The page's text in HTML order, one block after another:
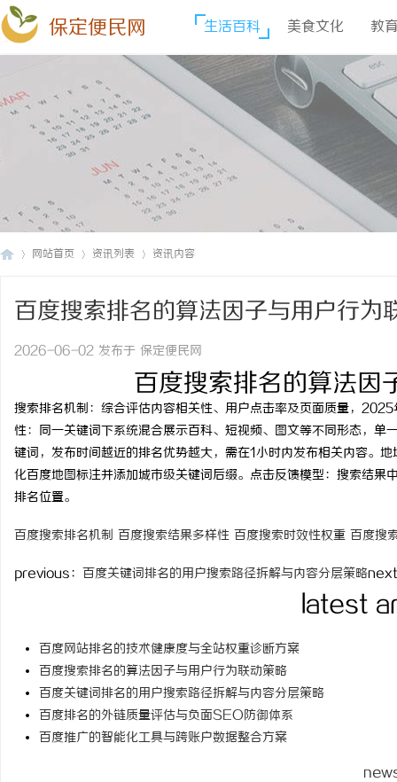
保定便民网 生活百科 美食文化 教
网站首页 资讯列表 资讯内容
百度搜索排名的算法因子与用户行为
2026-06-02 发布于 保定便民网
百度搜索排名的算法因
time： 2026-06-01
搜索排名机制：综合评估内容相关性、用户点击率及页面质量，
性：同一关键词下系统混合展示百科、短视频、图文等不同形态，
键词，发布时间越近的排名优势越大，需在1小时内发布相关内容。
化百度地图标注并添加城市级关键词后缀。点击反馈模型：搜索结
排名位置。
百度搜索排名机制 百度搜索结果多样性 百度搜索时效性权重 百度搜
previous： 百度关键词排名的用户搜索路径拆解与内容分层策略
latest
百度网站排名的技术健康度与全站权重诊断方案
百度搜索排名的算法因子与用户行为联动策略
百度关键词排名的用户搜索路径拆解与内容分层策略
百度排名的外链质量评估与负面SEO防御体系
百度推广的智能化工具与跨账户数据整合方案